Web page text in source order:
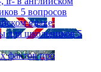
5 вопросов
языке:
для школьников 5
фактов про